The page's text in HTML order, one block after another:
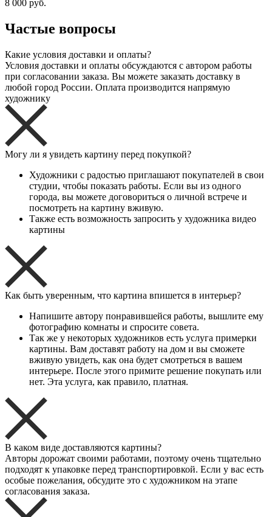
8 000 руб.
Частые вопросы
Какие условия доставки и оплаты?
Условия доставки и оплаты обсуждаются с автором работы
при согласовании заказа. Вы можете заказать доставку в
любой город России. Оплата производится напрямую
художнику
Могу ли я увидеть картину перед покупкой?
Художники с радостью приглашают покупателей в свои
студии, чтобы показать работы. Если вы из одного
города, вы можете договориться о личной встрече и
посмотреть на картину вживую.
Также есть возможность запросить у художника видео
картины
Как быть уверенным, что картина впишется в интерьер?
Напишите автору понравившейся работы, вышлите ему
фотографию комнаты и спросите совета.
Так же у некоторых художников есть услуга примерки
картины. Вам доставят работу на дом и вы сможете
вживую увидеть, как она будет смотреться в вашем
интерьере. После этого примите решение покупать или
нет. Эта услуга, как правило, платная.
В каком виде доставляются картины?
Авторы дорожат своими работами, поэтому очень тщательно
подходят к упаковке перед транспортировкой. Если у вас есть
особые пожелания, обсудите это с художником на этапе
согласования заказа.